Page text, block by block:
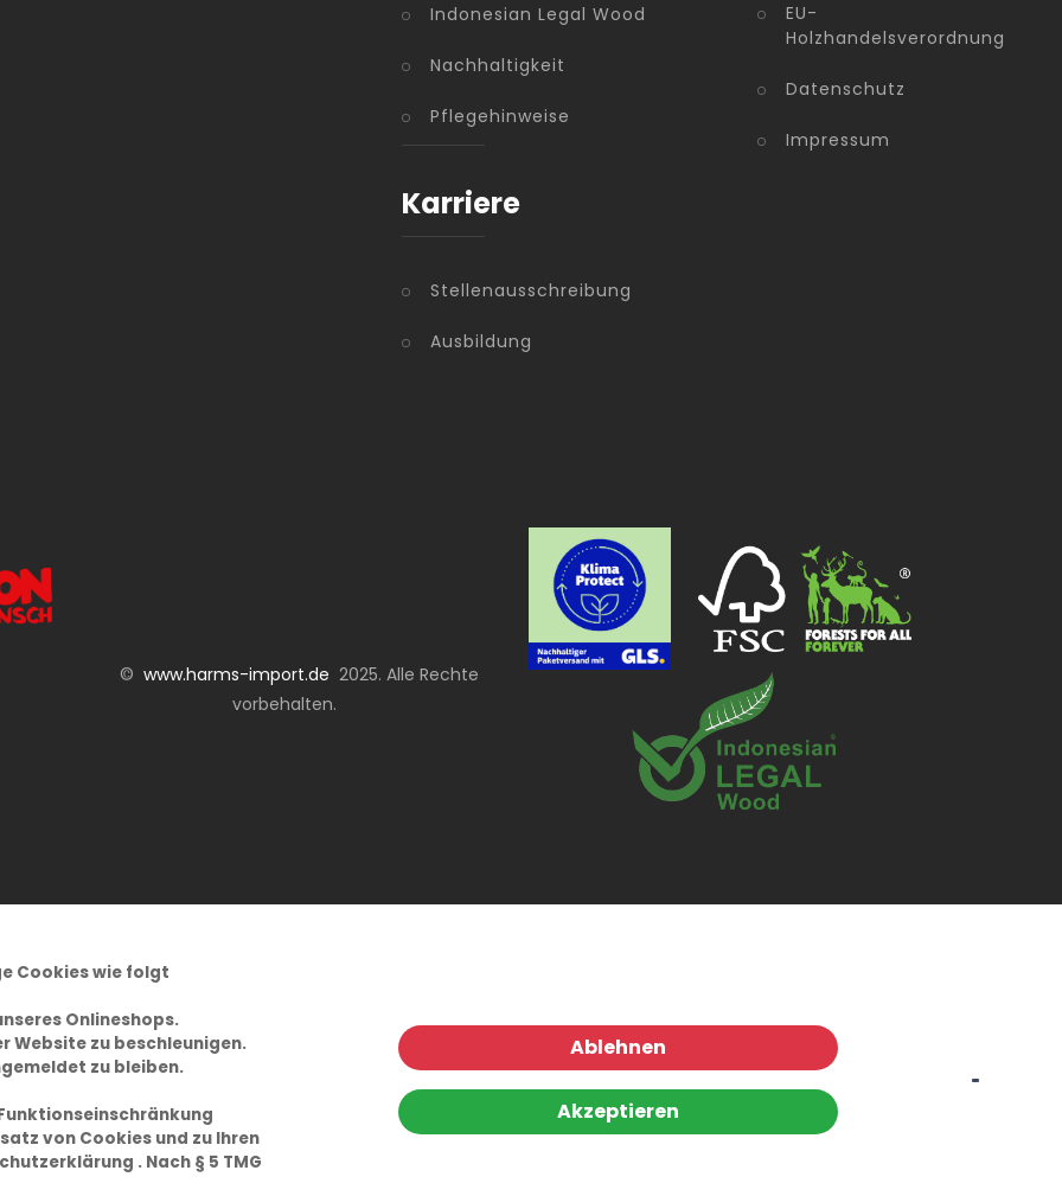
Indonesian Legal Wood
Nachhaltigkeit
Pflegehinweise
Karriere
Stellenausschreibung
Ausbildung
EU-
Holzhandelsverordnung
Datenschutz
Impressum
© www.harms-import.de 2025. Alle Rechte
vorbehalten.
Cookies wie folgt
Onlineshops.
Website zu beschleunigen.
zu bleiben.
von Cookies und zu Ihren
. Nach § 5 TMG
Ablehnen
Akzeptieren